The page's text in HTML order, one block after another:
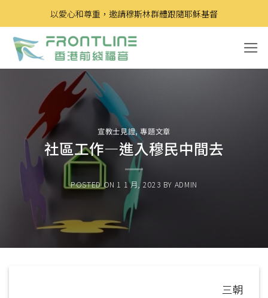
to
content
以愛心和尊重，邀請穆斯林群體跟隨耶穌基督
宣教士見證,專題文章
社區工作—進入穆民中間去
POSTED ON 1 1 月, 2023 BY ADMIN
三朝